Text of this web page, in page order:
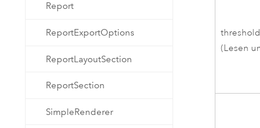
Report
ReportExportOptions
ReportLayoutSection
ReportSection
SimpleRenderer
threshold
(Lesen